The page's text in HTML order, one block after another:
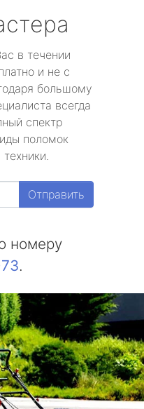
в течении
и не с
большому
всегда
спектр
поломок
Отправить
номеру
.